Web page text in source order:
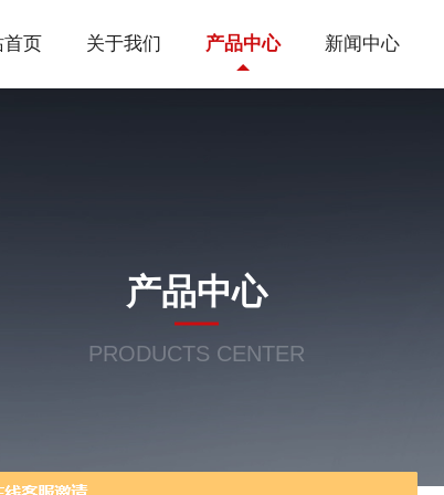
首页 关于我们 产品中心 新闻中心
产品中心
PRODUCTS CENTER